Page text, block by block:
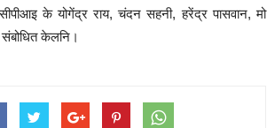
के योगेंद्र राय, चंदन सहनी, हरेंद्र पासवान, मो
केलनि।